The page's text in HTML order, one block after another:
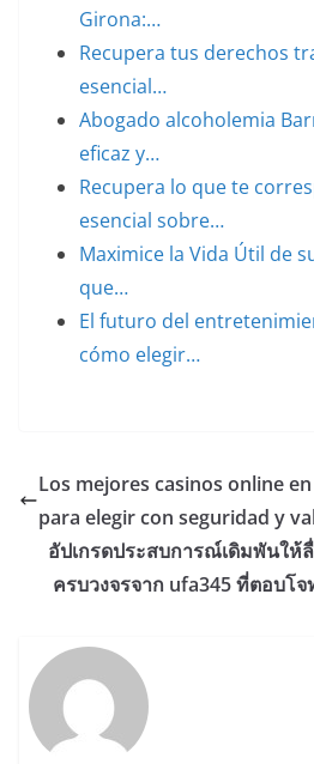
Girona:…
Recupera tus derechos
esencial…
Abogado alcoholemia
eficaz y…
Recupera lo que te
esencial sobre…
Maximice la Vida Útil de
que…
El futuro del
cómo elegir…
Los mejores casinos online
para elegir con seguridad y
อัปเกรดประสบการณ์เดิมพันใ
ครบวงจรจาก ufa345 ที่ตอบโ